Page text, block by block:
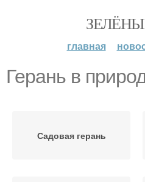
главная
Герань в
Садовая герань